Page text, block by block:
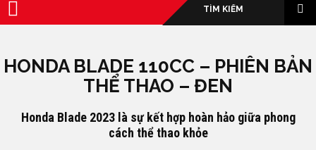
HONDA BLADE 110CC – PHIÊN BẢN
THỂ THAO – ĐEN
Honda Blade 2023 là sự kết hợp hoàn hảo giữa phong
cách thể thao khỏe